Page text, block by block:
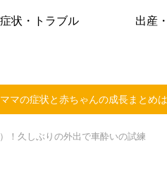
症状・トラブル 出産
マの症状と赤ちゃんの成長まとめ
！久しぶりの外出で車酔いの試練